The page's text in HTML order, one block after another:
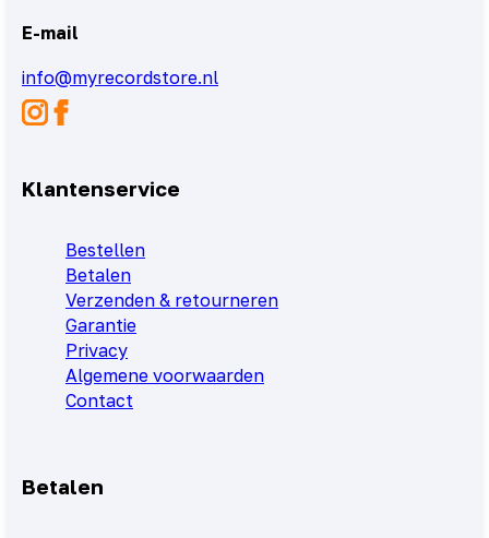
E-mail
info@myrecordstore.nl
Klantenservice
Bestellen
Betalen
Verzenden & retourneren
Garantie
Privacy
Algemene voorwaarden
Contact
Betalen